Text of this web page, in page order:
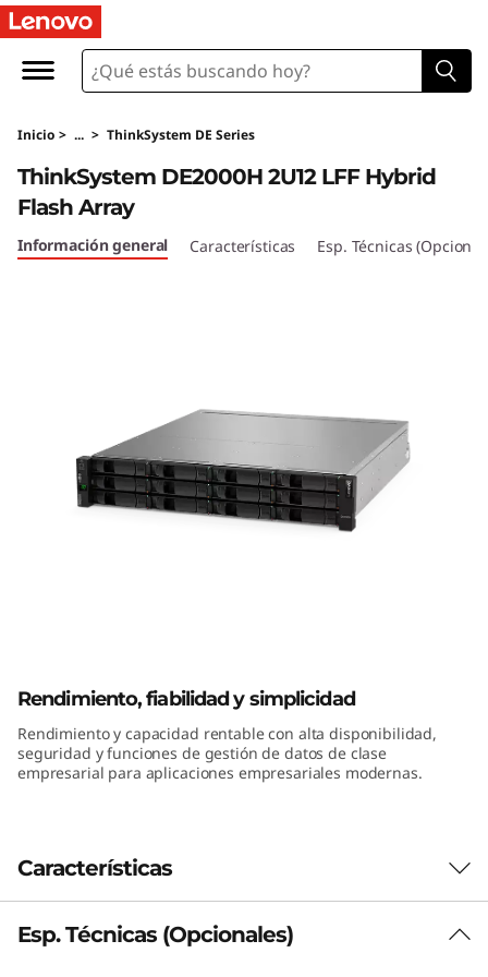
M
b
d
o
Inicio > ... > ThinkSystem DE Series
ThinkSystem DE2000H 2U12 LFF Hybrid
Flash Array
Información general Características Esp. Técnicas
Rendimiento, fiabilidad y simplicidad
Rendimiento y capacidad rentable con alta disponibilidad,
seguridad y funciones de gestión de datos de clase
empresarial para aplicaciones empresariales modernas.
Características
Rendimiento y disponibilidad
Esp. Técnicas (Opcionales)